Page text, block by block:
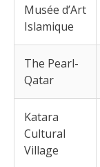
Musée d’Art
Islamique
The Pearl-
Qatar
Katara
Cultural
Village